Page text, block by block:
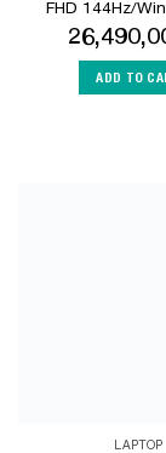
FHD 144Hz/
ADD TO
LAPTOP